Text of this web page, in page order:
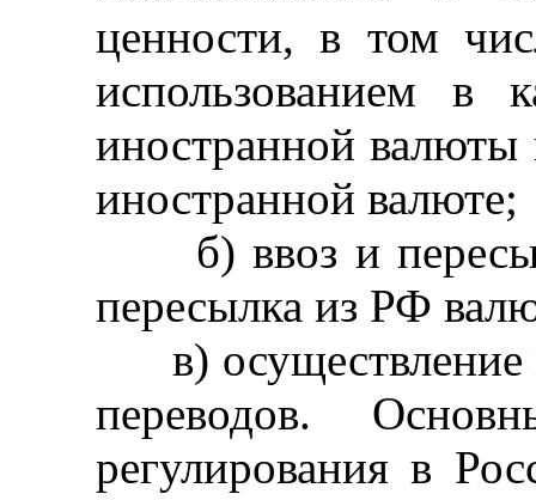
ценности, в том
использованием в
иностранной
иностранной валюте;
б) ввоз и
пересылка из РФ
в) осуществление
переводов.
регулирования в